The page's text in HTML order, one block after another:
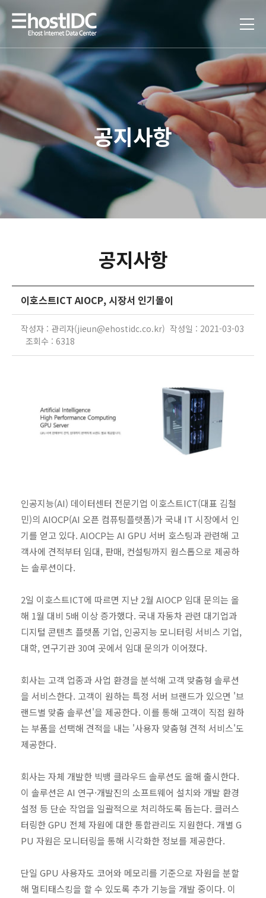
공지사항
공지사항
이호스트ICT AIOCP, 시장서 인기몰이
작성자 : 관리자(jieun@ehostidc.co.kr) 작성일 : 2021-03-03
조회수 : 6318
인공지능(AI) 데이터센터 전문기업 이호스트ICT(대표 김철
민)의 AIOCP(AI 오픈 컴퓨팅플랫폼)가 국내 IT 시장에서 인
기를 얻고 있다. AIOCP는 AI GPU 서버 호스팅과 관련해 고
객사에 견적부터 임대, 판매, 컨설팅까지 원스톱으로 제공하
는 솔루션이다.
2일 이호스트ICT에 따르면 지난 2월 AIOCP 임대 문의는 올
해 1월 대비 5배 이상 증가했다. 국내 자동차 관련 대기업과
디지털 콘텐츠 플랫폼 기업, 인공지능 모니터링 서비스 기업,
대학, 연구기관 30여 곳에서 임대 문의가 이어졌다.
회사는 고객 업종과 사업 환경을 분석해 고객 맞춤형 솔루션
을 서비스한다. 고객이 원하는 특정 서버 브랜드가 있으면 '브
랜드별 맞춤 솔루션'을 제공한다. 이를 통해 고객이 직접 원하
는 부품을 선택해 견적을 내는 '사용자 맞춤형 견적 서비스'도
제공한다.
회사는 자체 개발한 빅뱅 클라우드 솔루션도 올해 출시한다.
이 솔루션은 AI 연구·개발진의 소프트웨어 설치와 개발 환경
설정 등 단순 작업을 일괄적으로 처리하도록 돕는다. 클러스
터링한 GPU 전체 자원에 대한 통합관리도 지원한다. 개별 G
PU 자원은 모니터링을 통해 시각화한 정보를 제공한다.
단일 GPU 사용자도 코어와 메모리를 기준으로 자원을 분할
해 멀티태스킹을 할 수 있도록 추가 기능을 개발 중이다. 이